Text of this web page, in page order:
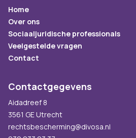
Home
Over ons
Sociaaljuridische professionals
Veelgestelde vragen
Contact
Contactgegevens
Aidadreef 8
3561 GE Utrecht
rechtsbescherming@divosa.nl